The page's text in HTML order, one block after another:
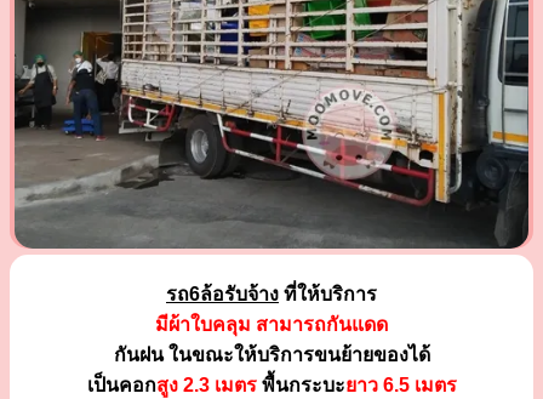
รถ6ล้อรับจ้าง ที่ให้บริการ
มีผ้าใบคลุม สามารถกันแดด
กันฝน ในขณะให้บริการขนย้ายของได้
เป็นคอกสูง 2.3 เมตรพื้นกระบะยาว 6.5 เมตร